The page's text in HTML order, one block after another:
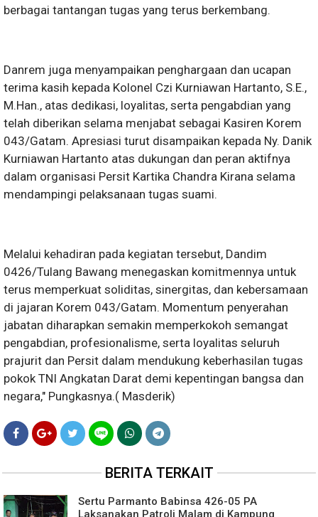
berbagai tantangan tugas yang terus berkembang.
Danrem juga menyampaikan penghargaan dan ucapan
terima kasih kepada Kolonel Czi Kurniawan Hartanto, S.E.,
M.Han., atas dedikasi, loyalitas, serta pengabdian yang
telah diberikan selama menjabat sebagai Kasiren Korem
043/Gatam. Apresiasi turut disampaikan kepada Ny. Danik
Kurniawan Hartanto atas dukungan dan peran aktifnya
dalam organisasi Persit Kartika Chandra Kirana selama
mendampingi pelaksanaan tugas suami.
Melalui kehadiran pada kegiatan tersebut, Dandim
0426/Tulang Bawang menegaskan komitmennya untuk
terus memperkuat soliditas, sinergitas, dan kebersamaan
di jajaran Korem 043/Gatam. Momentum penyerahan
jabatan diharapkan semakin memperkokoh semangat
pengabdian, profesionalisme, serta loyalitas seluruh
prajurit dan Persit dalam mendukung keberhasilan tugas
pokok TNI Angkatan Darat demi kepentingan bangsa dan
negara," Pungkasnya.( Masderik)
BERITA TERKAIT
Sertu Parmanto Babinsa 426-05 PA
Laksanakan Patroli Malam di Kampung